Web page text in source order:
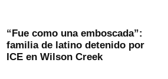
“Fue como una emboscada”:
familia de latino detenido por
ICE en Wilson Creek